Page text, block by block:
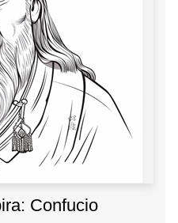
Confucio